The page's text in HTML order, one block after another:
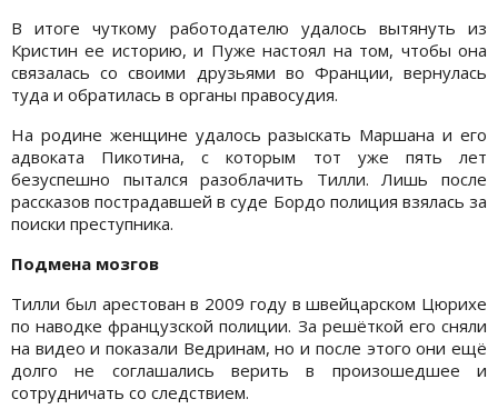
В итоге чуткому работодателю удалось вытянуть из
Кристин ее историю, и Пуже настоял на том, чтобы она
связалась со своими друзьями во Франции, вернулась
туда и обратилась в органы правосудия.
На родине женщине удалось разыскать Маршана и его
адвоката Пикотина, с которым тот уже пять лет
безуспешно пытался разоблачить Тилли. Лишь после
рассказов пострадавшей в суде Бордо полиция взялась за
поиски преступника.
Подмена мозгов
Тилли был арестован в 2009 году в швейцарском Цюрихе
по наводке французской полиции. За решёткой его сняли
на видео и показали Ведринам, но и после этого они ещё
долго не соглашались верить в произошедшее и
сотрудничать со следствием.